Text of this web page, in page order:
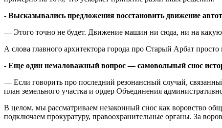
- Высказывались предложения восстановить движение
— Этого точно не будет. Движение машин ни сюда, ни на
А слова главного архитектора города про Старый Арбат
- Еще один немаловажный вопрос — самовольный снос
— Если говорить про последний резонансный случай,
план земельного участка и ордер Объединения
В целом, мы рассматриваем незаконный снос как воровство
подключаем прокуратуру, правоохранительные органы. За